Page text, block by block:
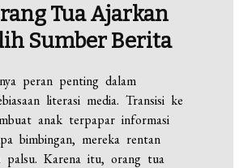
Tua Ajarkan
Sumber Berita
peran penting dalam
literasi media. Transisi ke
anak terpapar informasi
bimbingan, mereka rentan
palsu. Karena itu, orang tua